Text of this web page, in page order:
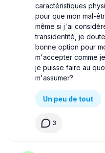
caractéristiques
pour que mon mal-
même si j'ai
transidentité, je
bonne option pour
m'accepter comme
je puisse faire au
m'assumer?
Un peu de tout
3